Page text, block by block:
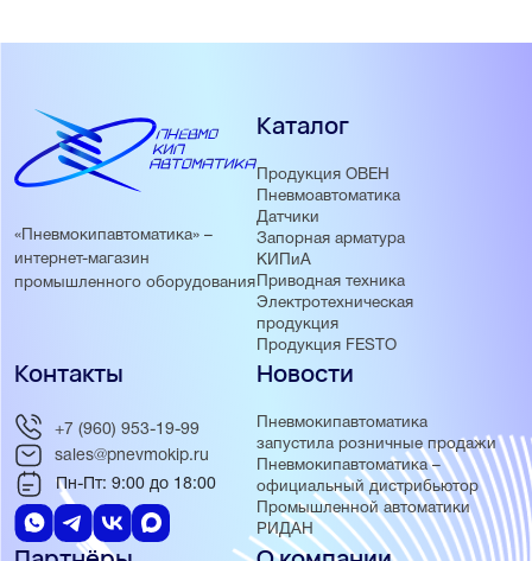
«Пневмокипавтоматика» –
интернет-магазин
промышленного оборудования
Каталог
Продукция ОВЕН
Пневмоавтоматика
Датчики
Запорная арматура
КИПиА
Приводная техника
Электротехническая
продукция
Продукция FESTO
Новости
Пневмокипавтоматика
запустила розничные продажи
Пневмокипавтоматика –
официальный дистрибьютор
Промышленной автоматики
РИДАН
Контакты
+7 (960) 953-19-99
sales@pnevmokip.ru
Пн-Пт: 9:00 до 18:00